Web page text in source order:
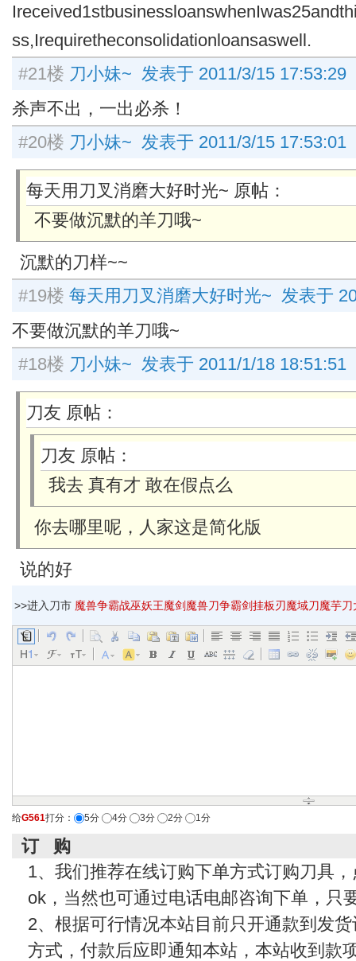
Ireceived1st
ss,Irequiretheconsolidationloansaswell.
#21楼 刀小妹~ 发表于 2011/3/15 17:53:29
杀声不出，一出必杀！
#20楼 刀小妹~ 发表于 2011/3/15 17:53:01
每天用刀叉消磨大好时光~ 原帖：
不要做沉默的羊刀哦~
沉默的刀样~~
#19楼 每天用刀叉消磨大好时光~ 发表于
不要做沉默的羊刀哦~
#18楼 刀小妹~ 发表于 2011/1/18 18:51:51
刀友 原帖：
刀友 原帖：
我去 真有才 敢在假点么
你去哪里呢，人家这是简化版
说的好
>>进入刀市 魔兽争霸战巫妖王魔剑魔兽刀争霸剑挂板刃魔域刀魔芋
给G561打分： 5分 4分 3分 2分 1分
订 购
1、我们推荐在线订购下单方式订购刀具，
ok，当然也可通过电话电邮咨询下单，只
2、根据可行情况本站目前只开通款到发
方式，付款后应即通知本站，本站收到款